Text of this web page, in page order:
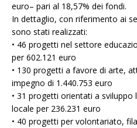
euro– pari al 18,57% dei fondi.
In dettaglio, con riferimento ai
sono stati realizzati:
• 46 progetti nel settore
per 602.121 euro
• 130 progetti a favore di arte,
impegno di 1.440.753 euro
• 31 progetti orientati a sviluppo
locale per 236.231 euro
• 40 progetti per volontariato,